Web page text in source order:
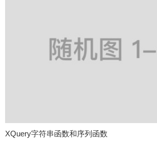
XQuery字符串函数和序列函数